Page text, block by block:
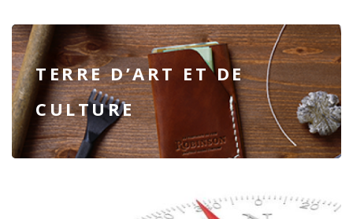
TERRE D’ART ET DE
CULTURE